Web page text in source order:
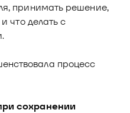
принимать решение,
что делать с
процесс
сохранении